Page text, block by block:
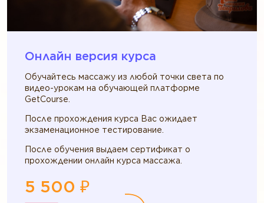
Онлайн версия курса
Обучайтесь массажу из любой точки света по
видео-урокам на обучающей платформе
GetCourse.
После прохождения курса Вас ожидает
экзаменационное тестирование.
После обучения выдаем сертификат о
прохождении онлайн курса массажа.
5 500 ₽